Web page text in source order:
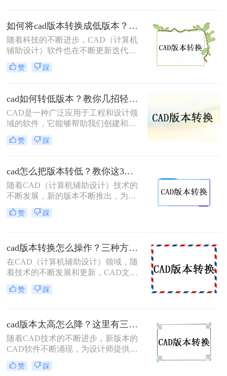
的呢？下面将为您介绍三种实用的方
法，帮助您轻松实现CAD文件的低版
本转换。
如何将cad版本转换成低版本？教你三个小妙招轻松搞定！
随着科技的不断进步，CAD（计算机
辅助设计）软件也在不断更新迭代，
功能越来越强大，界面越来越友好。
然而，有时候我们会遇到一些问题，
版本的CAD软件中打开或编辑，这时
候就需要将高版本的CAD文件转换成
低版本。那么如何将cad版本转换成低
版本呢？本文将介绍几种将CAD版本
转换成低版本的方法。
赞 踩
cad如何转低版本？教你几招轻松搞定！
CAD是一种广泛应用于工程和设计领
域的软件，它能够帮助我们创建和修
改图形。在使用CAD软件的过程中，
经常会遇到需要将文件转换到低版本
cad如何转低版本呢？本文将详细介绍
CAD转换到低版本的方法和注意事
项。
赞 踩
cad怎么把版本转低？教你这3种简单的转换方法！
随着CAD（计算机辅助设计）技术的
不断发展，新的版本不断推出，为用
户提供了更多功能和优化。然而，有
时我们需要将高版本的CAD文件转换
把版本转低呢？本文将介绍几种将高
版本CAD文件转换为低版本的方法。
赞 踩
cad版本转换怎么操作？三种方法助你轻松应对！
在CAD（计算机辅助设计）领域，随
着技术的不断发展和更新，CAD文件
的版本转换成为了一个常见的需求。
为了满足不同软件版本、不同平台或
法。那么cad版本转换怎么操作呢？本
文将为您介绍三种常用的CAD版本转
换方法，包括使用原CAD软件、第三
赞 踩
cad版本太高怎么降？这里有三种降版方法！
随着CAD技术的不断进步，新版本的
CAD软件不断涌现，为设计师提供了
更多的功能和优化。然而，有时我们
可能需要将高版本的CAD文件降为低
赞 踩